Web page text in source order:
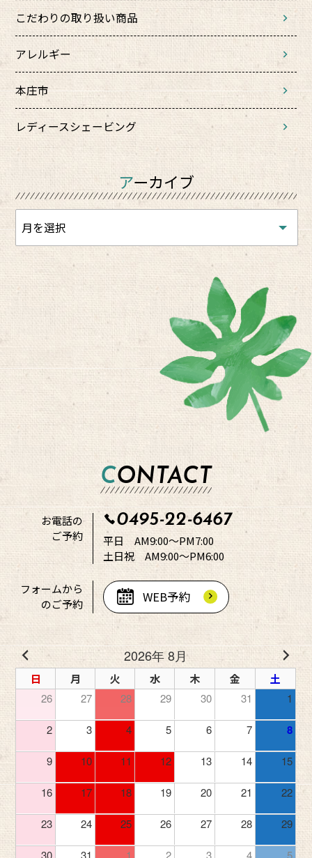
こだわりの取り扱い商品
アレルギー
本庄市
レディースシェービング
アーカイブ
CONTACT
お電話の
ご予約
0495-22-6467
平日 AM9:00～PM7:00
土日祝 AM9:00～PM6:00
フォームから
のご予約
WEB予約
2026年 8月
日 月 火 水 木 金
土
26
27 28 29 30 31 1
2 3 4 5 6 7 8
9 10 11 12 13 14 15
16 17 18 19 20 21 22
23 24 25 26 27 28 29
30 31 1 2 3 4 5